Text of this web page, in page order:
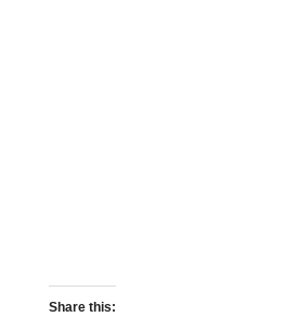
Share this: